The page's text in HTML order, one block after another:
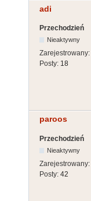
adi
Przechodzień
Nieaktywny
Zarejestrowany:
Posty: 18
paroos
Przechodzień
Nieaktywny
Zarejestrowany:
Posty: 42